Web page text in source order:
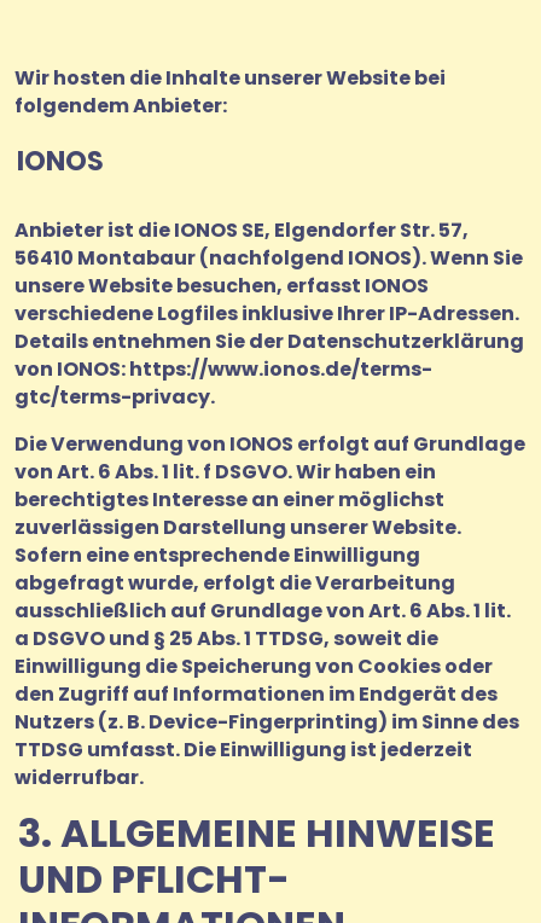
Wir hosten die Inhalte unserer Website bei
folgendem Anbieter:
IONOS
Anbieter ist die IONOS SE, Elgendorfer Str. 57,
56410 Montabaur (nachfolgend IONOS). Wenn Sie
unsere Website besuchen, erfasst IONOS
verschiedene Logfiles inklusive Ihrer IP-Adressen.
Details entnehmen Sie der Datenschutzerklärung
von IONOS:https://www.ionos.de/terms-
gtc/terms-privacy.
Die Verwendung von IONOS erfolgt auf Grundlage
von Art. 6 Abs. 1 lit. f DSGVO. Wir haben ein
berechtigtes Interesse an einer möglichst
zuverlässigen Darstellung unserer Website.
Sofern eine entsprechende Einwilligung
abgefragt wurde, erfolgt die Verarbeitung
ausschließlich auf Grundlage von Art. 6 Abs. 1 lit.
a DSGVO und § 25 Abs. 1 TTDSG, soweit die
Einwilligung die Speicherung von Cookies oder
den Zugriff auf Informationen im Endgerät des
Nutzers (z. B. Device-Fingerprinting) im Sinne des
TTDSG umfasst. Die Einwilligung ist jederzeit
widerrufbar.
3. ALLGEMEINE HINWEISE
UND PFLICHT­